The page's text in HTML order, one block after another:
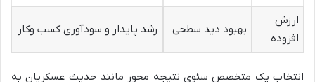
ارزش
افزوده
بهبود دید سطحی رشد پایدار و سودآوری کسب وکار
انتخاب یک متخصص سئوی نتیجه محور مانند حدیث عسکریان به